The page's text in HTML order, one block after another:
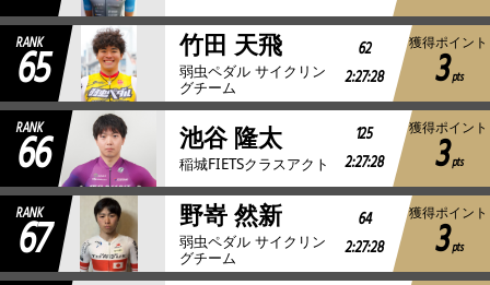
RANK
65 竹田 天飛
弱虫ペダル サイクリン
グチーム
62
2:27:28
獲得ポイント
3pts
RANK
66 池谷 隆太
稲城FIETSクラスアクト
125
2:27:28
獲得ポイント
3pts
RANK
67 野嵜 然新
弱虫ペダル サイクリン
グチーム
64
2:27:28
獲得ポイント
3pts